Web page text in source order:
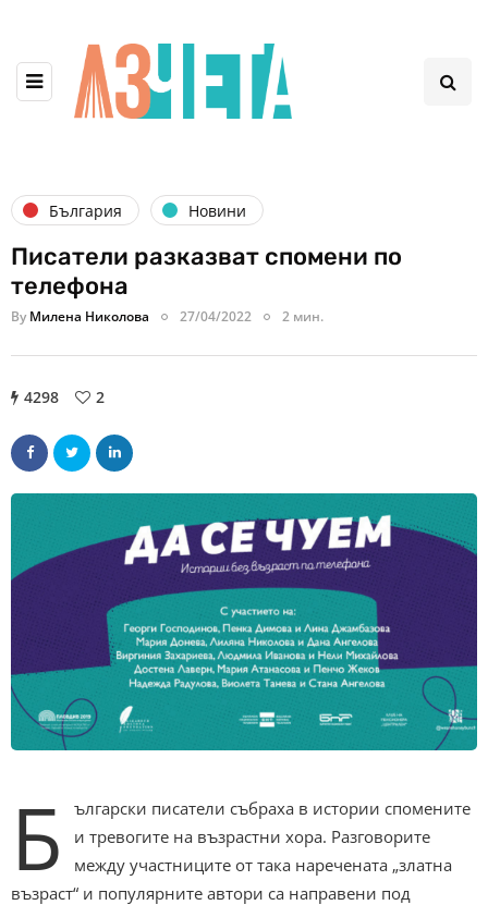
България Новини
Писатели разказват спомени по
телефона
By Милена Николова 27/04/2022 2 мин.
4298 2
Б
ългарски писатели събраха в истории спомените
и тревогите на възрастни хора. Разговорите
между участниците от така наречената „златна
възраст“ и популярните автори са направени под